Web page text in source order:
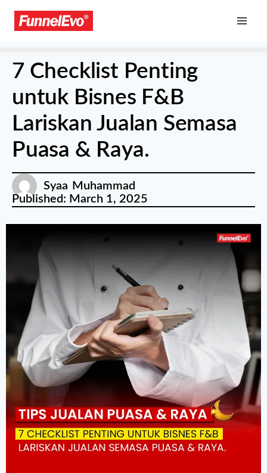
7 Checklist Penting
untuk Bisnes F&B
Lariskan Jualan Semasa
Puasa & Raya.
Syaa Muhammad
Published: March 1, 2025